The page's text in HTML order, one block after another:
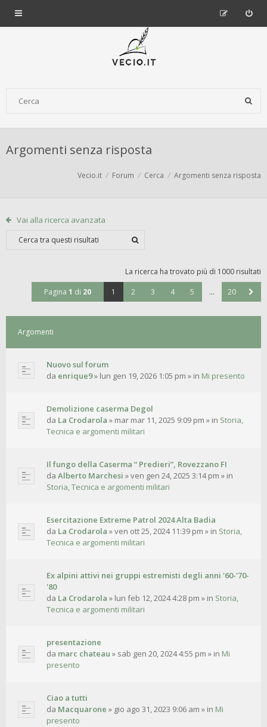
Argomenti senza risposta
Vecio.it Forum Cerca Argomenti senza risposta
Vai alla ricerca avanzata
La ricerca ha trovato più di 1000 risultati
Pagina 1 di 20 1 2 3 4 5 … 20
Argomenti
Nuovo sul forum
da enrique9» lun gen 19, 2026 1:05 pm » in Mi presento
Demolizione caserma Degol
da La Crodarola » mar mar 11, 2025 9:09 pm » in Storia,
Tecnica e argomenti militari
Il fungo della Caserma “ Predieri”, Rovezzano FI
da Alberto Marchesi »ven gen 24, 2025 3:14 pm » in
Storia, Tecnica e argomenti militari
Esercitazione Extreme Patrol 2024 Alta Badia
da La Crodarola »ven ott 25, 2024 11:39 pm » in Storia,
Tecnica e argomenti militari
Ex alpini attivi nei gruppi estremisti degli anni '60-'70-
'80
da La Crodarola » lun feb 12, 2024 4:28 pm » in Storia,
Tecnica e argomenti militari
presentazione
da marc chateau » sab gen 20, 2024 4:55 pm » in Mi
presento
Ciao a tutti
da Macquarone » gio ago 31, 2023 9:06 am » in Mi
presento